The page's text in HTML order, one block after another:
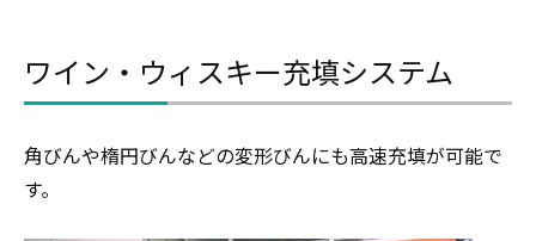
ワイン・ウィスキー充填システム
角びんや楕円びんなどの変形びんにも高速充填が可能で
す。